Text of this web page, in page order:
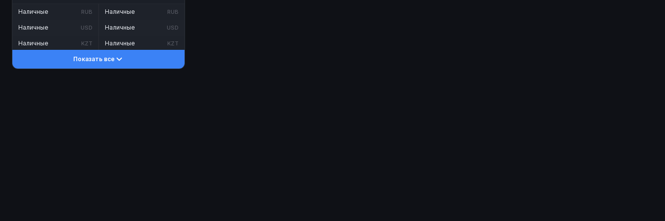
Наличные RUB
Наличные USD
Наличные KZT
Наличные RUB
Наличные USD
Наличные KZT
Показать все